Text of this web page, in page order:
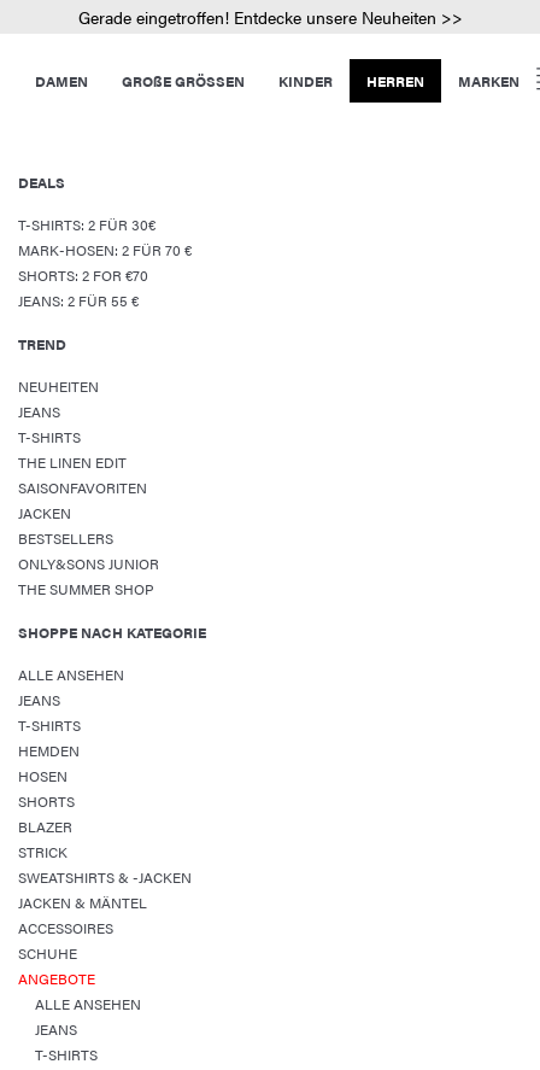
Gerade eingetroffen! Entdecke unsere Neuheiten >>
DAMEN GROßE GRÖSSEN KINDER HERREN MARKEN
DEALS
T-SHIRTS: 2 FÜR 30€
MARK-HOSEN: 2 FÜR 70 €
SHORTS: 2 FOR €70
JEANS: 2 FÜR 55 €
TREND
NEUHEITEN
JEANS
T-SHIRTS
THE LINEN EDIT
SAISONFAVORITEN
JACKEN
BESTSELLERS
ONLY&SONS JUNIOR
THE SUMMER SHOP
SHOPPE NACH KATEGORIE
ALLE ANSEHEN
JEANS
T-SHIRTS
HEMDEN
HOSEN
SHORTS
BLAZER
STRICK
SWEATSHIRTS & -JACKEN
JACKEN & MÄNTEL
ACCESSOIRES
SCHUHE
ANGEBOTE
ALLE ANSEHEN
JEANS
T-SHIRTS